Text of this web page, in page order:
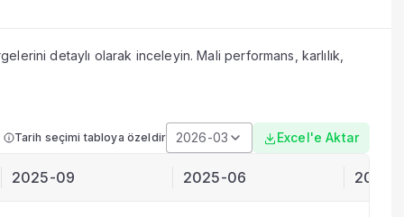
detaylı olarak inceleyin. Mali performans, karlılık,
Tarih seçimi tabloya özeldir 2026-03 Excel'e Aktar
2025-09 2025-06 2025-